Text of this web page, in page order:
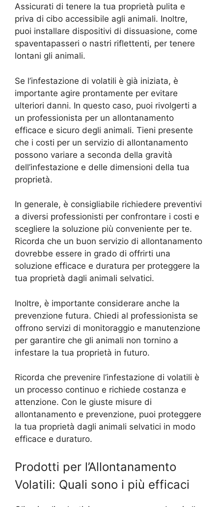
Assicurati di tenere la tua proprietà pulita e
priva di cibo accessibile agli animali. Inoltre,
puoi installare dispositivi di dissuasione, come
spaventapasseri o nastri riflettenti, per tenere
lontani gli animali.
Se l’infestazione di volatili è già iniziata, è
importante agire prontamente per evitare
ulteriori danni. In questo caso, puoi rivolgerti a
un professionista per un allontanamento
efficace e sicuro degli animali. Tieni presente
che i costi per un servizio di allontanamento
possono variare a seconda della gravità
dell’infestazione e delle dimensioni della tua
proprietà.
In generale, è consigliabile richiedere preventivi
a diversi professionisti per confrontare i costi e
scegliere la soluzione più conveniente per te.
Ricorda che un buon servizio di allontanamento
dovrebbe essere in grado di offrirti una
soluzione efficace e duratura per proteggere la
tua proprietà dagli animali selvatici.
Inoltre, è importante considerare anche la
prevenzione futura. Chiedi al professionista se
offrono servizi di monitoraggio e manutenzione
per garantire che gli animali non tornino a
infestare la tua proprietà in futuro.
Ricorda che prevenire l’infestazione di volatili è
un processo continuo e richiede costanza e
attenzione. Con le giuste misure di
allontanamento e prevenzione, puoi proteggere
la tua proprietà dagli animali selvatici in modo
efficace e duraturo.
Prodotti per l’Allontanamento
Volatili: Quali sono i più efficaci